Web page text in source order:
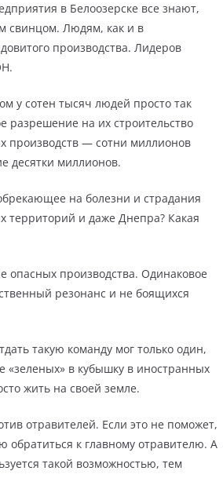
в Белоозерске все знают,
свинцом. Людям, как и в
производства. Лидеров
у сотен тысяч людей просто так
разрешение на их строительство
производств — сотни миллионов
десятки миллионов.
на болезни и страдания
и даже Днепра? Какая
опасных производства. Одинаковое
резонанс и не боящихся
такую команду мог только один,
в кубышку в иностранных
жить на своей земле.
отравителей. Если это не поможет,
обратиться к главному отравителю. А
такой возможностью, тем